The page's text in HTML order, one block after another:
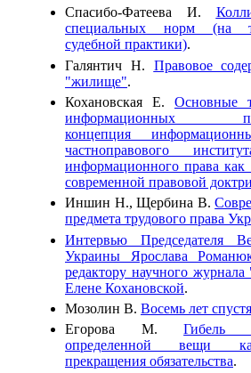
Спасибо-Фатеева И.
специальных норм (на
судебной практики).
Галянтич Н. Правовое
"жилище".
Кохановская Е. Основные
информационных
концепция
частноправового
информационного права как
современной правовой
Иншин Н., Щербина В.
предмета трудового права
Интервью Председателя
Украины Ярослава
редактору научного
Елене Кохановской.
Мозолин В. Восемь лет спустя
Егорова М.Гибель
определенной вещи
прекращения обязательства.